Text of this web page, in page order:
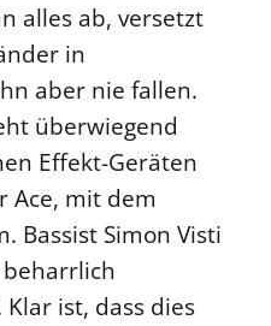
alles ab, versetzt
in
aber nie fallen.
überwiegend
Effekt-Geräten
Ace, mit dem
Bassist Simon Visti
ist, dass dies